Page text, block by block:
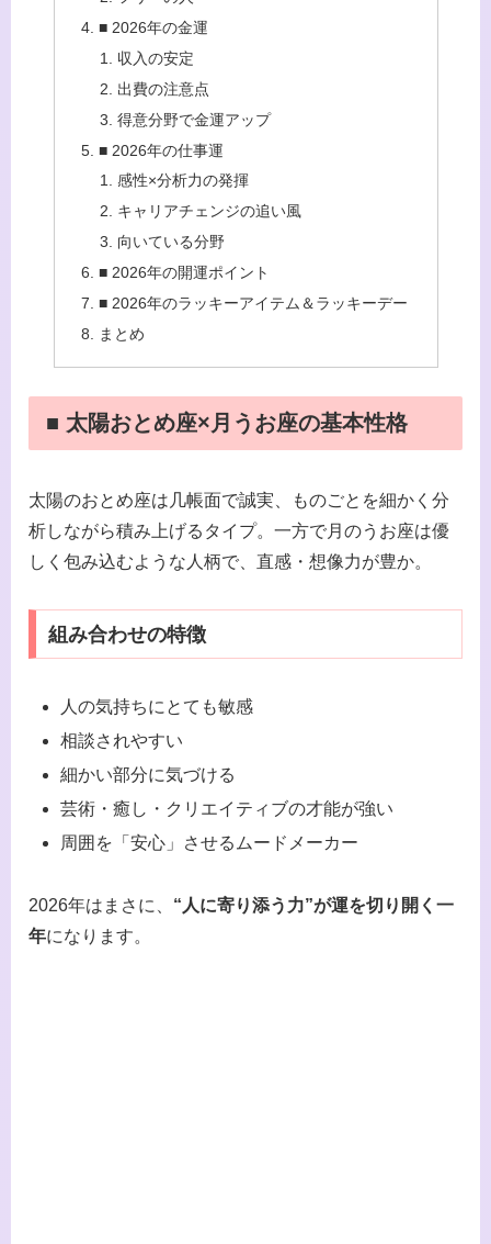
■ 2026年の金運
収入の安定
出費の注意点
得意分野で金運アップ
■ 2026年の仕事運
感性×分析力の発揮
キャリアチェンジの追い風
向いている分野
■ 2026年の開運ポイント
■ 2026年のラッキーアイテム＆ラッキーデー
まとめ
■ 太陽おとめ座×月うお座の基本性格
太陽のおとめ座は几帳面で誠実、ものごとを細かく分
析しながら積み上げるタイプ。一方で月のうお座は優
しく包み込むような人柄で、直感・想像力が豊か。
組み合わせの特徴
人の気持ちにとても敏感
相談されやすい
細かい部分に気づける
芸術・癒し・クリエイティブの才能が強い
周囲を「安心」させるムードメーカー
2026年はまさに、 “人に寄り添う力”が運を切り開く一
年になります。